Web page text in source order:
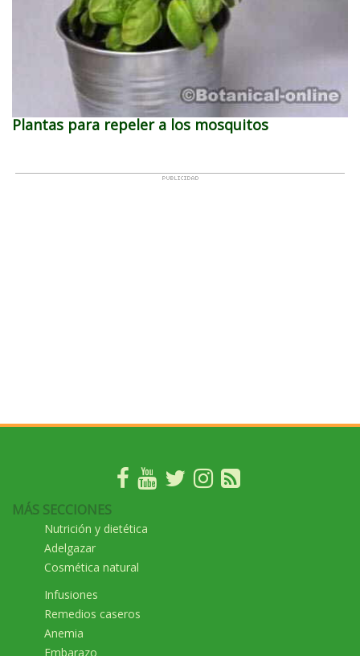
Plantas para repeler a los mosquitos
MÁS SECCIONES
Nutrición y dietética
Adelgazar
Cosmética natural
Infusiones
Remedios caseros
Anemia
Embarazo